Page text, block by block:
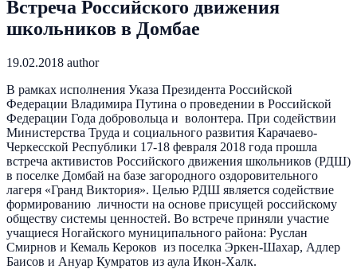
Встреча Российского движения
школьников в Домбае
19.02.2018 author
В рамках исполнения Указа Президента Российской
Федерации Владимира Путина о проведении в Российской
Федерации Года добровольца и волонтера. При содействии
Министерства Труда и социального развития Карачаево-
Черкесской Республики 17-18 февраля 2018 года прошла
встреча активистов Российского движения школьников (РДШ)
в поселке Домбай на базе загородного оздоровительного
лагеря «Гранд Виктория». Целью РДШ является содействие
формированию личности на основе присущей российскому
обществу системы ценностей. Во встрече приняли участие
учащиеся Ногайского муниципального района: Руслан
Смирнов и Кемаль Кероков из поселка Эркен-Шахар, Адлер
Баисов и Ануар Кумратов из аула Икон-Халк.